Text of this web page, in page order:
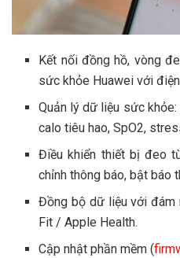
Kết nối đồng hồ, vòng
sức khỏe Huawei với
Quản lý dữ liệu sức
calo tiêu hao, SpO2,
Điều khiển thiết bị đeo
chỉnh thông báo, bật báo
Đồng bộ dữ liệu với đám
Fit / Apple Health.
Cập nhật phần mềm (